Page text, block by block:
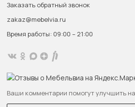
Заказать обратный звонок
zakaz@mebelvia.ru
Время работы: 09:00 – 21:00
Ваши комментарии помогут улучшить